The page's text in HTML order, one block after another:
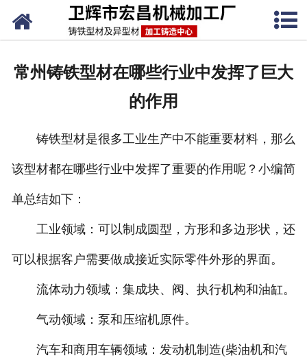
网站首页
联系我们
常州铸铁型材在哪些行业中发挥了巨大
的作用
铸铁型材是很多工业生产中不能重要材料，那么
该型材都在哪些行业中发挥了重要的作用呢？小编简
单总结如下：
工业领域：可以制成圆型，方形和多边形状，还
可以根据客户需要做成接近实际零件外形的界面。
流体动力领域：集成块、阀、执行机构和油缸。
气动领域：泵和压缩机原件。
汽车和商用车辆领域：发动机制造(柴油机和汽